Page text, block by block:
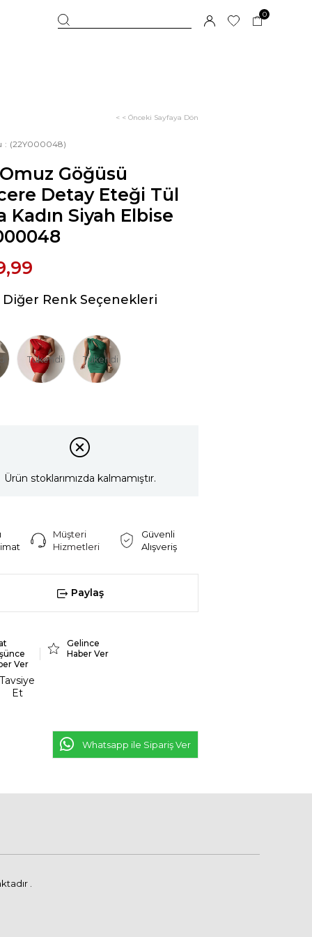
0
< < Önceki Sayfaya Dön
(22Y000048)
Göğüsü
Detay Eteği Tül
Kadın Siyah Elbise
Diğer Renk Seçenekleri
Tükendi Tükendi
Ürün stoklarımızda kalmamıştır.
Müşteri
Hizmetleri
Güvenli
Alışveriş
Paylaş
Ver
Gelince
Haber Ver
Tavsiye
Et
Whatsapp ile Sipariş Ver
.